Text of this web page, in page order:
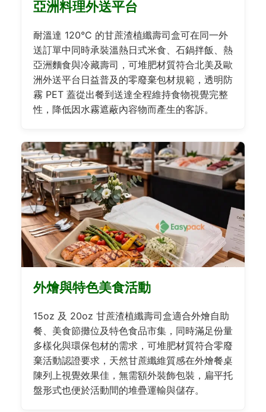
亞洲料理外送平台
耐溫達 120°C 的甘蔗渣植纖壽司盒可在同一外
送訂單中同時承裝溫熱日式米食、石鍋拌飯、熱
亞洲麵食與冷藏壽司，可堆肥材質符合北美及歐
洲外送平台日益普及的零廢棄包材規範，透明防
霧 PET 蓋從出餐到送達全程維持食物視覺完整
性，降低因水霧遮蔽內容物而產生的客訴。
外燴與特色美食活動
15oz 及 20oz 甘蔗渣植纖壽司盒適合外燴自助
餐、美食節攤位及特色食品市集，同時滿足份量
多樣化與環保包材的需求，可堆肥材質符合零廢
棄活動認證要求，天然甘蔗纖維質感在外燴餐桌
陳列上視覺效果佳，無需額外裝飾包裝，扁平托
盤形式也便於活動間的堆疊運輸與儲存。